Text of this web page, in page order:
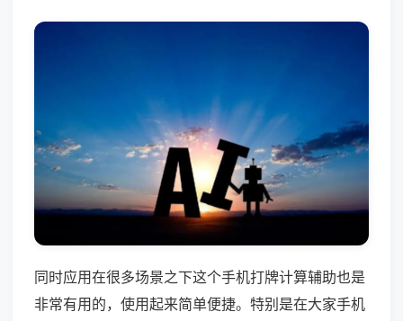
同时应用在很多场景之下这个手机打牌计算辅助也是
非常有用的，使用起来简单便捷。特别是在大家手机